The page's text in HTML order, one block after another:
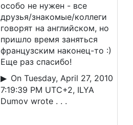
особо не нужен - все
друзья/знакомые/коллеги
говорят на английском, но
пришло время заняться
французским наконец-то :)
Еще раз спасибо!
On Tuesday, April 27, 2010
7:19:39 PM UTC+2, ILYA
Dumov wrote . . .